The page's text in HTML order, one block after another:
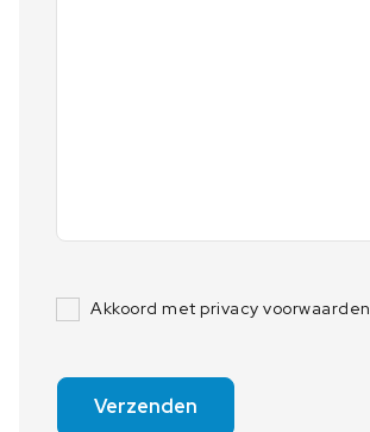
Akkoord met privacy voorwaarden
Verzenden